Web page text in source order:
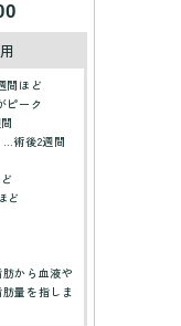
間ほど
ピーク
…術後2週間
ど
から血液や
量を指しま